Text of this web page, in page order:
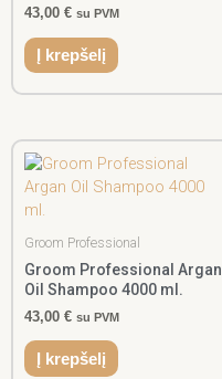
43,00 € su PVM
Į krepšelį
Groom Professional
Groom Professional Argan
Oil Shampoo 4000 ml.
43,00 € su PVM
Į krepšelį